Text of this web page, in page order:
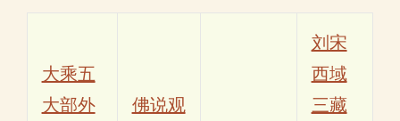
大乘五
大部外
佛说观
刘宋
西域
三藏